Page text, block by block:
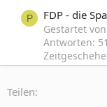
P FDP - die
Gestartet
Antworten: 51
Teilen: